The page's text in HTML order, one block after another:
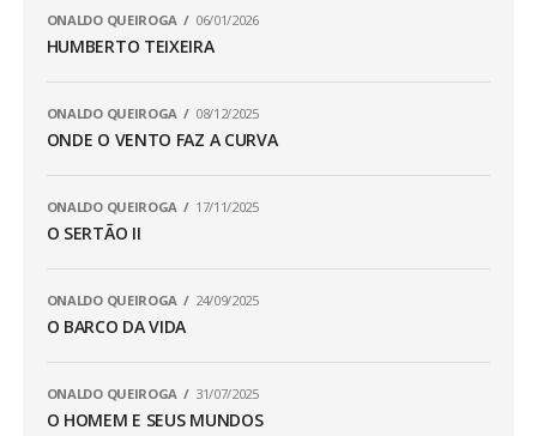
ONALDO QUEIROGA 06/01/2026
HUMBERTO TEIXEIRA
ONALDO QUEIROGA 08/12/2025
ONDE O VENTO FAZ A CURVA
ONALDO QUEIROGA 17/11/2025
O SERTÃO II
ONALDO QUEIROGA 24/09/2025
O BARCO DA VIDA
ONALDO QUEIROGA 31/07/2025
O HOMEM E SEUS MUNDOS